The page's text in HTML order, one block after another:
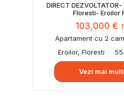
DIRECT
Floresti- Eroilor
103,000 €
Apartament cu 2
Eroilor, Floresti
Vezi mai